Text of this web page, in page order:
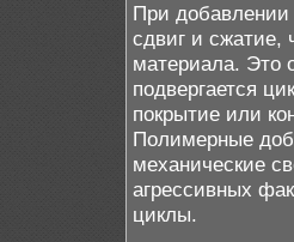
При добавлении
сдвиг и сжатие,
материала. Это
подвергается
покрытие или
Полимерные
механические
агрессивных
циклы.